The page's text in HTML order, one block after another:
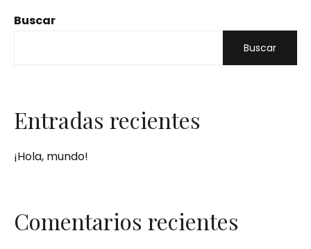
Buscar
Buscar
Entradas recientes
¡Hola, mundo!
Comentarios recientes